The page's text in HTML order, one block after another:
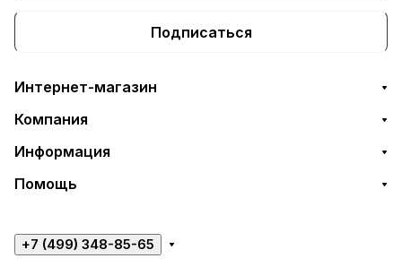
Подписаться
Интернет-магазин
Компания
Информация
Помощь
+7 (499) 348-85-65